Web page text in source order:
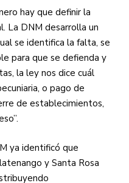
hay que definir la
La DNM desarrolla un
se identifica la falta, se
para que se defienda y
la ley nos dice cuál
o pago de
de establecimientos,
ya identificó que
y Santa Rosa